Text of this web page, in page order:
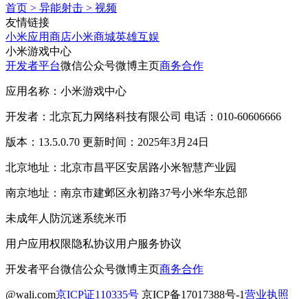
首页 > 异能射击 > 视频
友情链接
小米应用商店小米商城英雄互娱
小米游戏中心
开发者平台微信公众号微博主页商务合作
应用名称：小米游戏中心
开发者：北京瓦力网络科技有限公司 电话：010-60606666
版本：13.5.0.70 更新时间：2025年3月24日
北京地址：北京市昌平区安居路小米智慧产业园
南京地址：南京市建邺区永初路37号小米华东总部
未成年人防沉迷系统米币
用户应用权限隐私协议用户服务协议
开发者平台微信公众号微博主页商务合作
@wali.com京ICP证110335号 京ICP备17017388号-1营业执照